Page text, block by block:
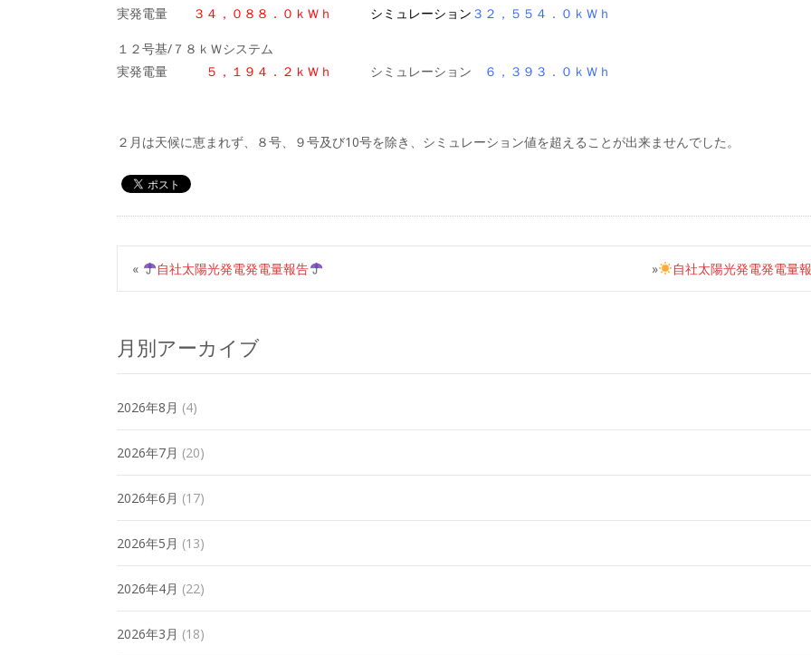
実発電量
３４，０８８．０ｋＷｈ シミュレーション ３２，５５４．０ｋＷｈ
１２号基/７８ｋＷシステム
実発電量
５，１９４．２ｋＷｈ シミュレーション ６，３９３．０ｋＷｈ
２月は天候に恵まれず、８号、９号及び10号を除き、シミュレーション値を超えることが出来ませんでした。
« 自社太陽光発電発電量報告 自社太陽光発電発電量
»
月別アーカイブ
2026年8月 (4)
2026年7月 (20)
2026年6月 (17)
2026年5月 (13)
2026年4月 (22)
2026年3月 (18)